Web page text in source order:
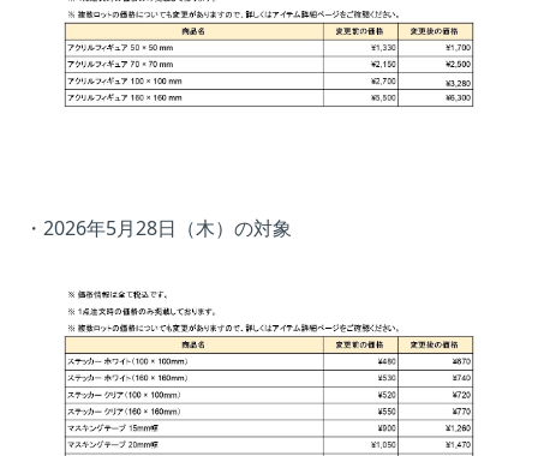
・2026年5月28日（木）の対象